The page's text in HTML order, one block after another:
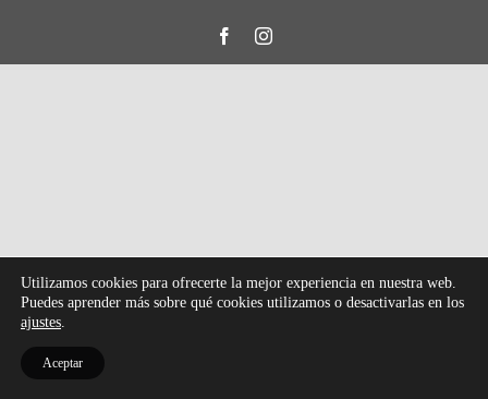
FacebookInstagram
Utilizamos cookies para ofrecerte la mejor experiencia en nuestra web.
Puedes aprender más sobre qué cookies utilizamos o desactivarlas en los
ajustes.
Aceptar